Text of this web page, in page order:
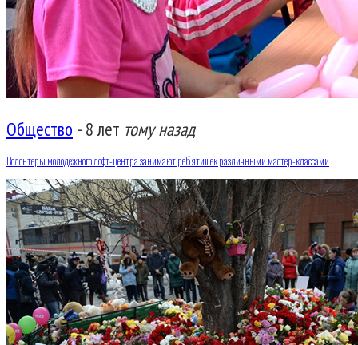
Общество - 8 лет тому назад
Волонтеры молодежного лофт-центра занимают ребятишек различными мастер-классами